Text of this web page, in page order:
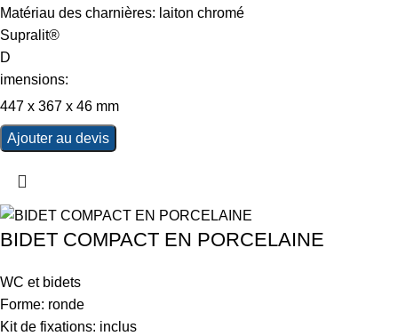
Matériau des charnières: laiton chromé
Supralit®
D
imensions:
447 x 367 x 46 mm
Ajouter au devis
BIDET COMPACT EN PORCELAINE
WC et bidets
Forme: ronde
Kit de fixations: inclus